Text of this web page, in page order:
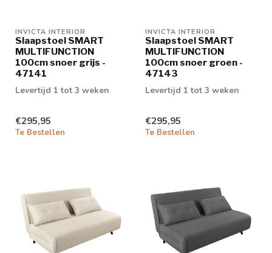
INVICTA INTERIOR
Slaapstoel SMART
MULTIFUNCTION
100cm snoer grijs -
47141
Levertijd 1 tot 3 weken
€295,95
Te Bestellen
INVICTA INTERIOR
Slaapstoel SMART
MULTIFUNCTION
100cm snoer groen -
47143
Levertijd 1 tot 3 weken
€295,95
Te Bestellen